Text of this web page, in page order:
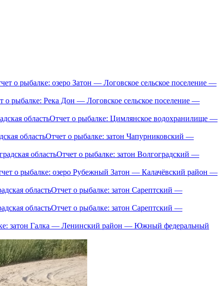
о рыбалке: озеро Затон — Логовское сельское поселение —
о рыбалке: Река Дон — Логовское сельское поселение —
Отчет о рыбалке: Цимлянское водохранилище —
Отчет о рыбалке: затон Чапурниковский —
Отчет о рыбалке: затон Волгоградский —
о рыбалке: озеро Рубежный Затон — Калачёвский район —
Отчет о рыбалке: затон Сарептский —
Отчет о рыбалке: затон Сарептский —
затон Галка — Ленинский район — Южный федеральный